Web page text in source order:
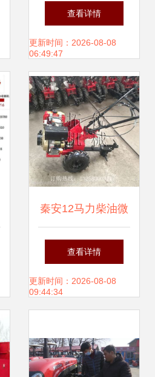
收 鸭掌脱皮机销售
火热进行中
查看详情
更新时间：2026-08-08
06:49:47
秦安12马力柴油微
耕机 拓锐农业机械
的实用典范
查看详情
更新时间：2026-08-08
09:44:34